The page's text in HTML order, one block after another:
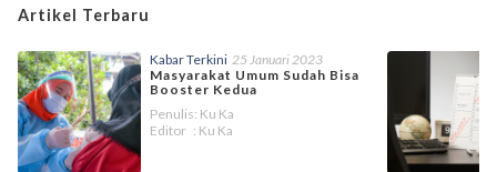
Artikel Terbaru
Kabar Terkini 25 Januari 2023
Masyarakat Umum Sudah Bisa
Booster Kedua
Penulis: Ku Ka
Editor : Ku Ka